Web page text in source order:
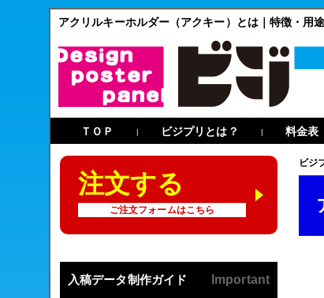
アクリルキーホルダー（アクキー）とは｜特徴・用
ＴＯＰ | ビジプリとは？ | 料金表
ビジ
注文する
ご注文フォームはこちら
入稿データ制作ガイド Important